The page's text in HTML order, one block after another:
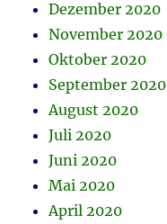
Dezember 2020
November 2020
Oktober 2020
September 2020
August 2020
Juli 2020
Juni 2020
Mai 2020
April 2020